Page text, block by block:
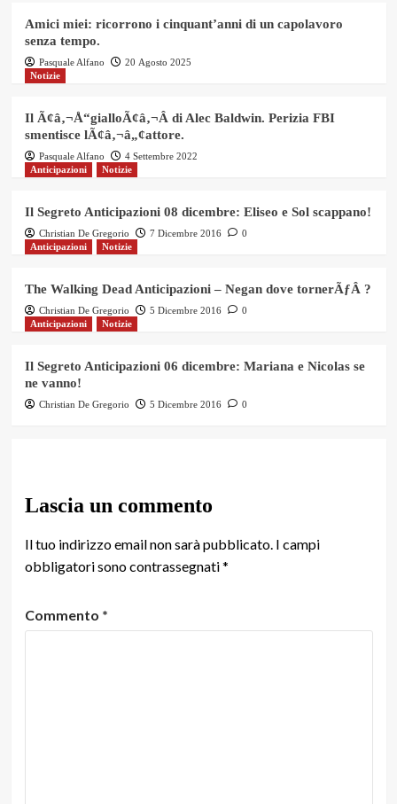
Amici miei: ricorrono i cinquant’anni di un capolavoro
senza tempo.
Pasquale Alfano
20 Agosto 2025
Notizie
Il Ã¢â‚¬Å“gialloÃ¢â‚¬Â di Alec Baldwin. Perizia FBI
smentisce lÃ¢â‚¬â„¢attore.
Pasquale Alfano
4 Settembre 2022
Anticipazioni
Notizie
Il Segreto Anticipazioni 08 dicembre: Eliseo e Sol scappano!
Christian De Gregorio 7 Dicembre 2016
0
Anticipazioni
Notizie
The Walking Dead Anticipazioni – Negan dove tornerÃƒÂ ?
Christian De Gregorio 5 Dicembre 2016
0
Anticipazioni
Notizie
Il Segreto Anticipazioni 06 dicembre: Mariana e Nicolas se
ne vanno!
Christian De Gregorio 5 Dicembre 2016 0
Lascia un commento
Il tuo indirizzo email non sarà pubblicato. I campi
obbligatori sono contrassegnati*
Commento *